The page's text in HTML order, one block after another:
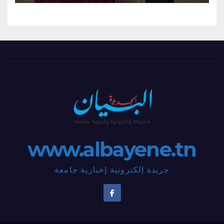
www.albayene.tn
جريدة إلكترونية إخبارية جامعة